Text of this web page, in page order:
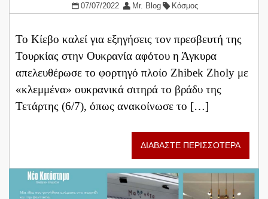
07/07/2022 Mr. Blog Κόσμος
Το Κίεβο καλεί για εξηγήσεις τον πρεσβευτή της
Τουρκίας στην Ουκρανία αφότου η Άγκυρα
απελευθέρωσε το φορτηγό πλοίο Zhibek Zholy με
«κλεμμένα» ουκρανικά σιτηρά το βράδυ της
Τετάρτης (6/7), όπως ανακοίνωσε το […]
ΔΙΑΒΑΣΤΕ ΠΕΡΙΣΣΟΤΕΡΑ